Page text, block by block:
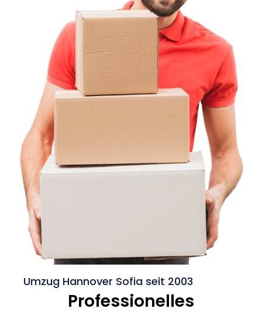
Umzug Hannover Sofia seit 2003
Professionelles